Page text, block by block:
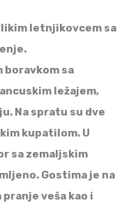
letnjikovcem sa
boravkom sa
ležajem,
Na spratu su dve
kupatilom. U
sa zemaljskim
Gostima je na
veša kao i